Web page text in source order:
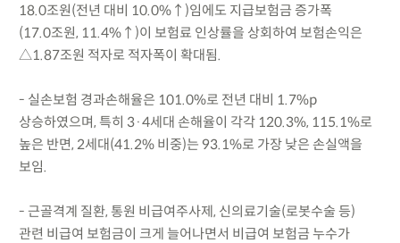
18.0조원(전년 대비 10.0%↑)임에도 지급보험금 증가폭
(17.0조원, 11.4%↑)이 보험료 인상률을 상회하여 보험손익은
△1.87조원 적자로 적자폭이 확대됨.
- 실손보험 경과손해율은 101.0%로 전년 대비 1.7%p
상승하였으며, 특히 3·4세대 손해율이 각각 120.3%, 115.1%로
높은 반면, 2세대(41.2% 비중)는 93.1%로 가장 낮은 손실액을
보임.
- 근골격계 질환, 통원 비급여주사제, 신의료기술(로봇수술 등)
관련 비급여 보험금이 크게 늘어나면서 비급여 보험금 누수가